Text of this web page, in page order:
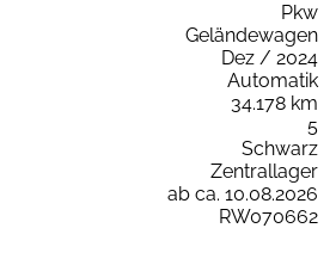
Pkw
Geländewagen
Dez / 2024
Automatik
34.178 km
5
Schwarz
Zentrallager
ab ca. 10.08.2026
RW070662